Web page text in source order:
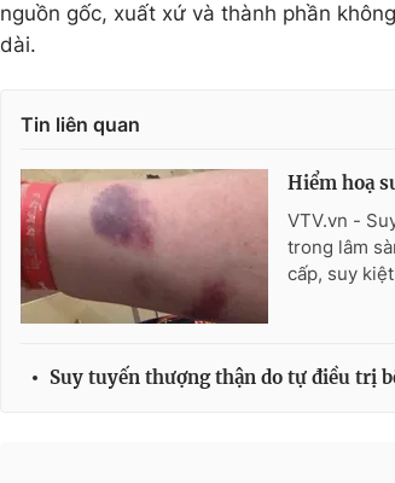
nguồn gốc, xuất xứ và thành phần
dài.
Tin liên quan
Hiểm hoạ
VTV.vn -
trong lâm
cấp, suy
Suy tuyến thượng thận do tự điều trị